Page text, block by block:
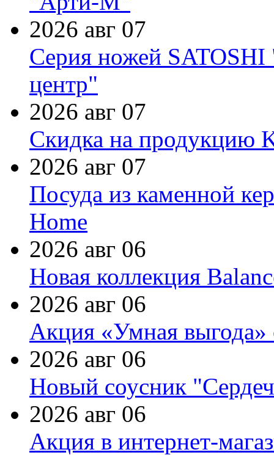
2026 авг 07
Серия ножей
центр"
2026 авг 07
Скидка на продукцию
2026 авг 07
Посуда из каменной
Home
2026 авг 06
Новая коллекция
2026 авг 06
Акция «Умная выгода»
2026 авг 06
Новый соусник
2026 авг 06
Акция в интернет-